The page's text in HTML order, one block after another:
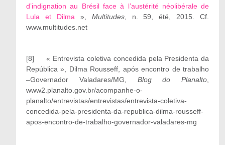
d’indignation au Brésil face à l’austérité néolibérale de
Lula et Dilma », Multitudes, n. 59, été, 2015. Cf.
www.multitudes.net
[8] « Entrevista coletiva concedida pela Presidenta da
República », Dilma Rousseff, após encontro de trabalho
–Governador Valadares/MG, Blog do Planalto
www2.planalto.gov.br/acompanhe-o-
planalto/entrevistas/entrevistas/entrevista-coletiva-
concedida-pela-presidenta-da-republica-dilma-rousseff-
apos-encontro-de-trabalho-governador-valadares-mg